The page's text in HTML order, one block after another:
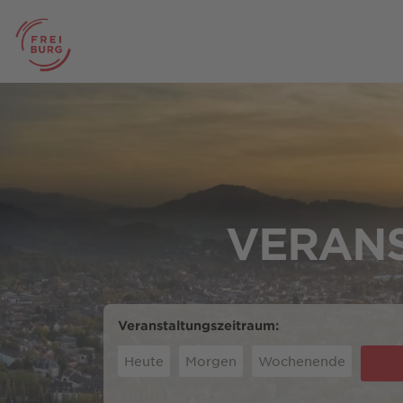
Veranstaltungszeitraum:
Heute Morgen Wochenende